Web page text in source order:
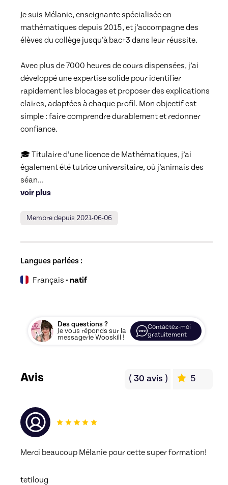
Je suis Mélanie, enseignante spécialisée en
mathématiques depuis 2015, et j’accompagne des
élèves du collège jusqu’à bac+3 dans leur réussite.
Avec plus de 7000 heures de cours dispensées, j’ai
développé une expertise solide pour identifier
rapidement les blocages et proposer des explications
claires, adaptées à chaque profil. Mon objectif est
simple : faire comprendre durablement et redonner
confiance.
🎓 Titulaire d’une licence de Mathématiques, j’ai
également été tutrice universitaire, où j’animais des
séan...
voir plus
Membre depuis 2021-06-06
Langues parlées :
Français - natif
Des questions ?
Je vous réponds sur la
messagerie Wooskill !
Contactez-moi
gratuitement
Avis ( 30 avis ) 5
Merci beaucoup Mélanie pour cette super formation!
tetiloug